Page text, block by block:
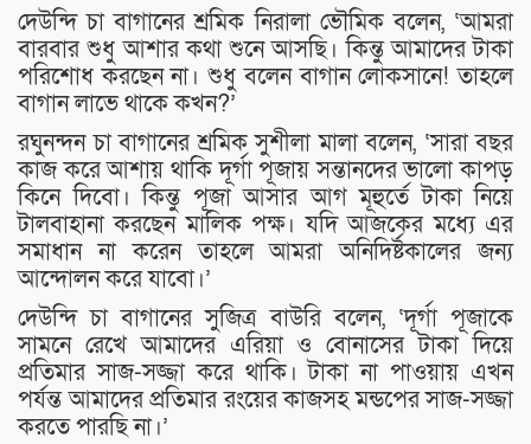
দেউন্দি চা বাগানের শ্রমিক নিরালা ভৌমিক বলেন, ‘আমরা
বারবার শুধু আশার কথা শুনে আসছি। কিন্তু আমাদের টাকা
পরিশোধ করছেন না। শুধু বলেন বাগান লোকসানে! তাহলে
বাগান লাভে থাকে কখন?’
রঘুনন্দন চা বাগানের শ্রমিক সুশীলা মালা বলেন, ‘সারা বছর
কাজ করে আশায় থাকি দূর্গা পূজায় সন্তানদের ভালো কাপড়
কিনে দিবো। কিন্তু পূজা আসার আগ মূহুর্তে টাকা নিয়ে
টালবাহানা করছেন মালিক পক্ষ। যদি আজকের মধ্যে এর
সমাধান না করেন তাহলে আমরা অনিদির্ষ্টকালের জন্য
আন্দোলন করে যাবো।’
দেউন্দি চা বাগানের সুজিত্র বাউরি বলেন, ‘দূর্গা পূজাকে
সামনে রেখে আমাদের এরিয়া ও বোনাসের টাকা দিয়ে
প্রতিমার সাজ-সজ্জা করে থাকি। টাকা না পাওয়ায় এখন
পর্যন্ত আমাদের প্রতিমার রংয়ের কাজসহ মন্ডপের সাজ-সজ্জা
করতে পারছি না।’